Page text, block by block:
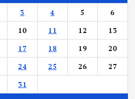
3 4 5
6
10 11 12
13
17 18 19
20
24 25 26
27
31